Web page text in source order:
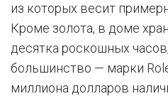
из которых весит
Кроме золота, в доме
десятка роскошных
большинство — марки
миллиона долларов